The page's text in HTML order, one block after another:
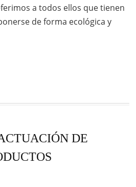
a todos ellos que tienen
de forma ecológica y
DE